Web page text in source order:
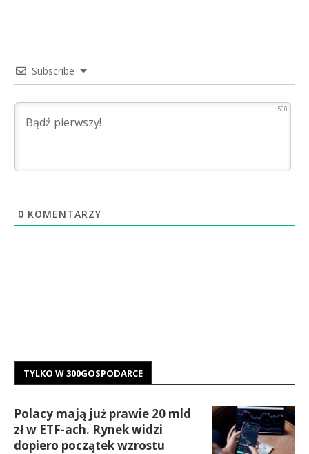
Subscribe
500
0 KOMENTARZY
TYLKO W 300GOSPODARCE
Polacy mają już prawie 20 mld
zł w ETF-ach. Rynek widzi
dopiero początek wzrostu